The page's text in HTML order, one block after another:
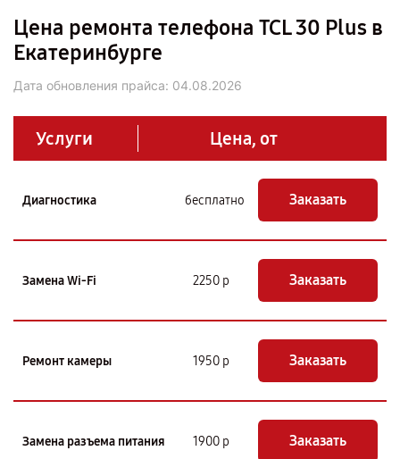
Цена ремонта телефона TCL 30 Plus в
Екатеринбурге
Дата обновления прайса: 04.08.2026
Услуги Цена, от
Диагностика бесплатно Заказать
Замена Wi-Fi 2250 р Заказать
Ремонт камеры 1950 р Заказать
Замена разъема питания 1900 р Заказать